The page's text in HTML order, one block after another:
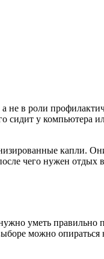
не в роли
сидит у компьютера
капли.
чего нужен
уметь
можно